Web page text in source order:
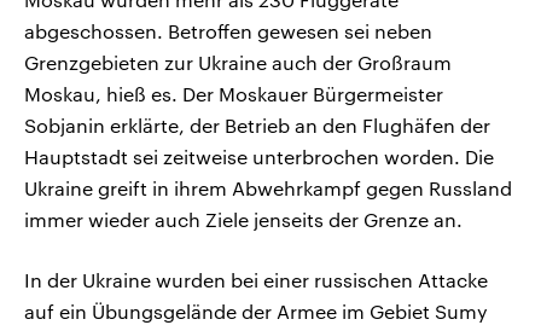
abgeschossen. Betroffen gewesen sei neben
Grenzgebieten zur Ukraine auch der Großraum
Moskau, hieß es. Der Moskauer Bürgermeister
Sobjanin erklärte, der Betrieb an den Flughäfen der
Hauptstadt sei zeitweise unterbrochen worden. Die
Ukraine greift in ihrem Abwehrkampf gegen Russland
immer wieder auch Ziele jenseits der Grenze an.
In der Ukraine wurden bei einer russischen Attacke
auf ein Übungsgelände der Armee im Gebiet Sumy